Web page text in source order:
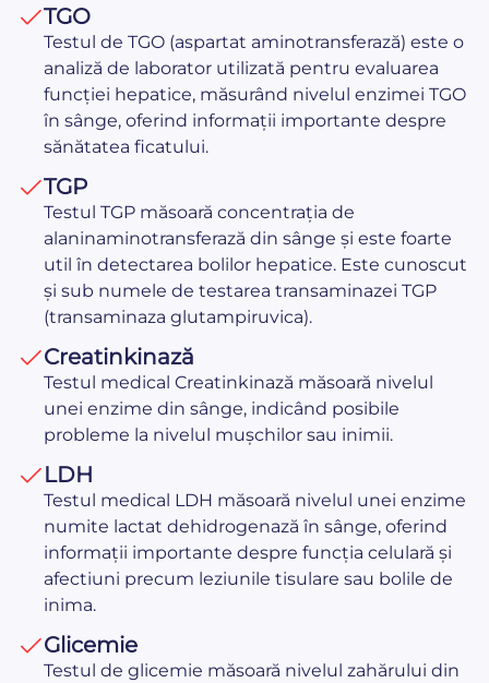
TGO
Testul de TGO (aspartat aminotransferază) este o
analiză de laborator utilizată pentru evaluarea
funcției hepatice, măsurând nivelul enzimei TGO
în sânge, oferind informații importante despre
sănătatea ficatului.
TGP
Testul TGP măsoară concentrația de
alaninaminotransferază din sânge și este foarte
util în detectarea bolilor hepatice. Este cunoscut
și sub numele de testarea transaminazei TGP
(transaminaza glutampiruvica).
Creatinkinază
Testul medical Creatinkinază măsoară nivelul
unei enzime din sânge, indicând posibile
probleme la nivelul mușchilor sau inimii.
LDH
Testul medical LDH măsoară nivelul unei enzime
numite lactat dehidrogenază în sânge, oferind
informații importante despre funcția celulară și
afectiuni precum leziunile tisulare sau bolile de
inima.
Glicemie
Testul de glicemie măsoară nivelul zahărului din